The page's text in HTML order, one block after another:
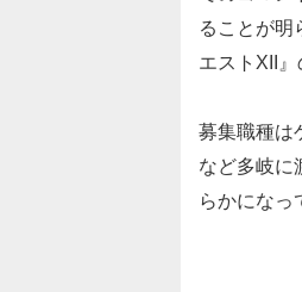
ることが明
エストXII
募集職種は
など多岐に
らかになっ